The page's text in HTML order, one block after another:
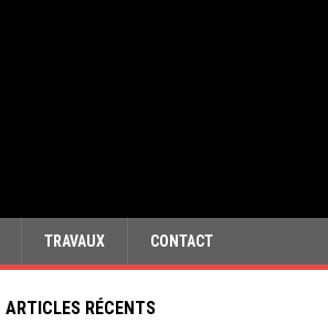
TRAVAUX CONTACT
ARTICLES RÉCENTS